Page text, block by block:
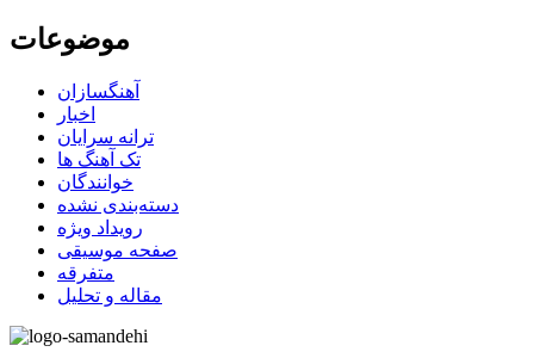
موضوعات
آهنگسازان
اخبار
ترانه سرایان
تک آهنگ ها
خوانندگان
دسته‌بندی نشده
رویداد ویژه
صفحه موسیقی
متفرقه
مقاله و تحلیل